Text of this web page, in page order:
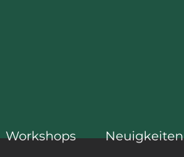
Workshops Neuigkeiten